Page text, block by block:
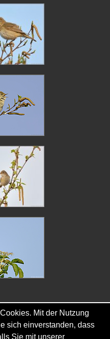
& Ralf Kistowski
Mit der Nutzung
sich einverstanden, dass
Sie mit unserer